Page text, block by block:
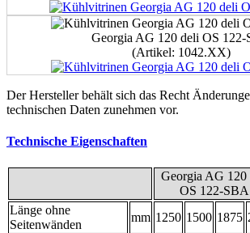
Georgia AG 120 deli OS 122-
(Artikel: 1042.XX)
Der Hersteller behält sich das Recht
technischen Daten zunehmen vor.
Technische Eigenschaften
Georgia AG 120
OS 122-SBA
Länge ohne
Seitenwänden
mm 1250 1500 1875